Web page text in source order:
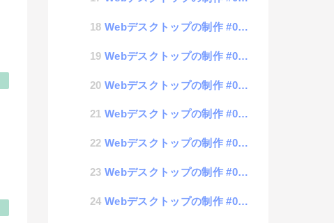
Webデスクトップの制作 #07 アイコン選択モード
Webデスクトップの制作 #06 ウィンドウのリサイズ処理
Webデスクトップの制作 #05 リファクタリング作業
Webデスクトップの制作 #04 ウィンドウの配置と移動
Webデスクトップの制作 #03 ウィンドウ表示
Webデスクトップの制作 #02 アイコン表示
Webデスクトップの制作 #01 基本構造の構築